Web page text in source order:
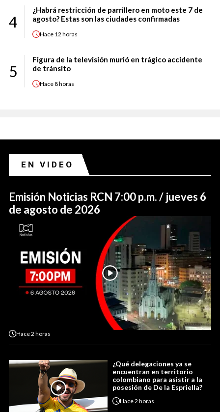
4
¿Habrá restricción de parrillero en moto este 7 de
agosto? Estas son las ciudades confirmadas
Hace 12 horas
5
Figura de la televisión murió en trágico accidente
de tránsito
Hace8 horas
EN VIDEO
Emisión Noticias RCN 7:00 p.m. / jueves 6
de agosto de 2026
Hace2 horas
¿Qué delegaciones ya se
encuentran en territorio
colombiano para asistir a la
posesión de De la Espriella?
Hace2 horas